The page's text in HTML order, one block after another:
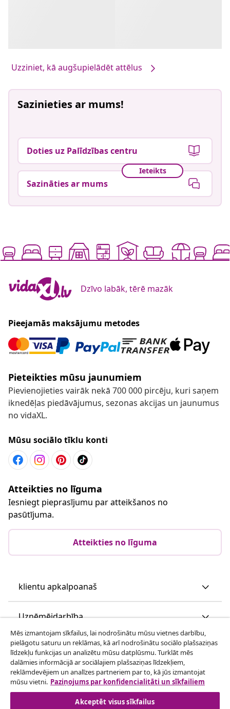
Uzziniet, kā augšupielādēt attēlus
Sazinieties ar mums!
Doties uz Palīdzības centru
Ieteikts
Sazināties ar mums
Dzīvo labāk, tērē mazāk
Pieejamās maksājumu metodes
Pieteikties mūsu jaunumiem
Pievienojieties vairāk nekā 700 000 pircēju, kuri saņem
iknedēļas piedāvājumus, sezonas akcijas un jaunumus
no vidaXL.
Mūsu sociālo tīklu konti
Atteikties no līguma
Iesniegt pieprasījumu par atteikšanos no
pasūtījuma.
Atteikties no līguma
klientu apkalpoanaš
Uzņēmējdarbība
vidaXL
Apskatiet vairāk
Mēs izmantojam sīkfailus, lai nodrošinātu mūsu vietnes darbību,
pielāgotu saturu un reklāmas, kā arī nodrošinātu sociālo plašsaziņas
līdzekļu funkcijas un analizētu mūsu datplūsmu. Turklāt mēs
dalāmies informācijā ar sociālajiem plašsaziņas līdzekļiem,
reklāmdevējiem un analīzes partneriem par to, kā jūs izmantojat
mūsu vietni. Paziņojums par konfidencialitāti un sīkfailiem
Akceptēt visus sīkfailus